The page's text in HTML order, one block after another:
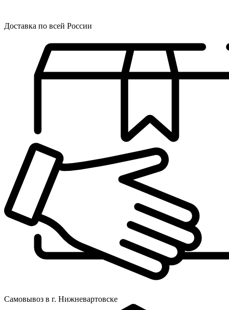
Доставка по всей России
Самовывоз в г. Нижневартовске